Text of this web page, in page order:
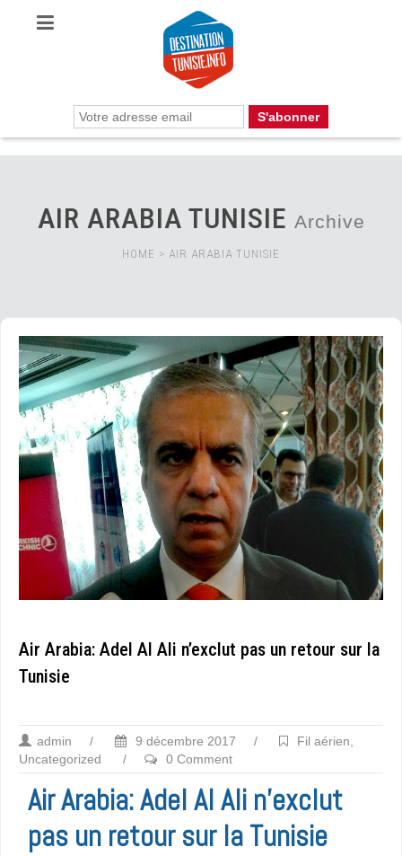
AIR ARABIA TUNISIE Archive
HOME > AIR ARABIA TUNISIE
Air Arabia: Adel Al Ali n’exclut pas un retour sur la
Tunisie
admin / 9 décembre 2017 / Fil aérien,
Uncategorized
/ 0 Comment
Air Arabia: Adel Al Ali n’exclut
pas un retour sur la Tunisie